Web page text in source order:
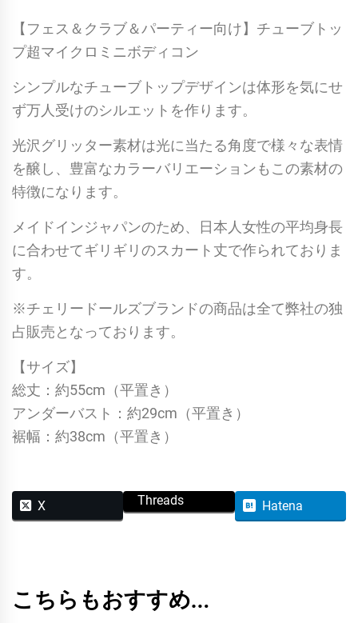
【フェス＆クラブ＆パーティー向け】チューブトッ
プ超マイクロミニボディコン
シンプルなチューブトップデザインは体形を気にせ
ず万人受けのシルエットを作ります。
光沢グリッター素材は光に当たる角度で様々な表情
を醸し、豊富なカラーバリエーションもこの素材の
特徴になります。
メイドインジャパンのため、日本人女性の平均身長
に合わせてギリギリのスカート丈で作られておりま
す。
※チェリードールズブランドの商品は全て弊社の独
占販売となっております。
【サイズ】
総丈：約55cm（平置き）
アンダーバスト：約29cm（平置き）
裾幅：約38cm（平置き）
X Threads Hatena
こちらもおすすめ…